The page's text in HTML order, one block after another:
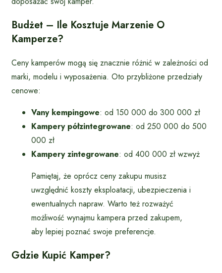
Budżet – Ile Kosztuje Marzenie O
Kamperze?
Ceny kamperów mogą się znacznie różnić w zależności od
marki, modelu i wyposażenia. Oto przybliżone przedziały
cenowe:
Vany kempingowe: od 150 000 do 300 000 zł
Kampery półzintegrowane: od 250 000 do 500
000 zł
Kampery zintegrowane: od 400 000 zł wzwyż
Pamiętaj, że oprócz ceny zakupu musisz
uwzględnić koszty eksploatacji, ubezpieczenia i
ewentualnych napraw. Warto też rozważyć
możliwość wynajmu kampera przed zakupem,
aby lepiej poznać swoje preferencje.
Gdzie Kupić Kamper?